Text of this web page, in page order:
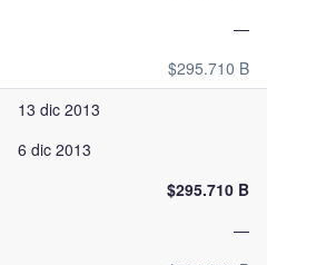
—
$295.710 B
13 dic 2013
6 dic 2013
$295.710 B
—